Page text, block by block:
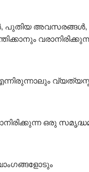
പുതിയ അവസരങ്ങൾ,
ഒരു